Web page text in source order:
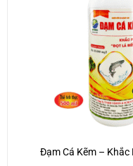
Đạm Cá Kẽm – Khắc